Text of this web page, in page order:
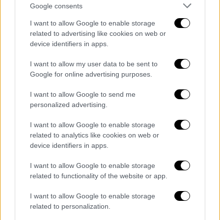
Google consents
I want to allow Google to enable storage
related to advertising like cookies on web or
device identifiers in apps.
I want to allow my user data to be sent to
Google for online advertising purposes.
I want to allow Google to send me
personalized advertising.
I want to allow Google to enable storage
related to analytics like cookies on web or
device identifiers in apps.
I want to allow Google to enable storage
related to functionality of the website or app.
I want to allow Google to enable storage
related to personalization.
συνέχεια καθώς στο 23’ η ομάδα του
Λουτσέσκου σκόραρε για δεύτερη φορά. Ο
Μιχαηλίδης έβγαλε βαθιά μπαλιά στην πλάτη
της άμυνας της Λιλ και ο Ζίβκοβιτς, ο
οποίος κινήθηκε γρήγορα, βγήκε τετ α τετ με
τον γκολκίπερ της γαλλικής ομάδας και
Το πάρτι του ΠΑΟΚ δεν είχε τελειωμό στο
Πιερ Μορουά σκοράροντας και τρίτο γκολ
πριν από το φινάλε του ημιχρόνου! Ο «μικρός
μάγος» του Δικεφάλο κουβάλησε την μπάλα,
πάτησε περιοχή και εκτέλεσε με το δεξί για
το εκκωφαντικό 0-3!
Οι παίκτες του ΠΑΟΚ μπήκαν με χαλαρότητα
στο β’ ημίχρονο κάτι που φάνηκε στο 57’,